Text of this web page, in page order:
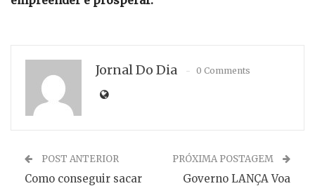
Jornal Do Dia 0 Comments
POST ANTERIOR
Como conseguir sacar
PRÓXIMA POSTAGEM
Governo LANÇA Voa